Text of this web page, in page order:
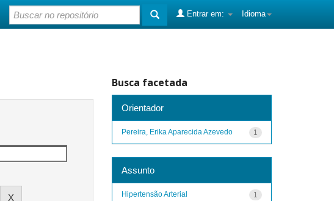
Idioma
Entrar em:
Busca facetada
Orientador
1
Pereira, Erika Aparecida Azevedo
Assunto
1
Hipertensão Arterial